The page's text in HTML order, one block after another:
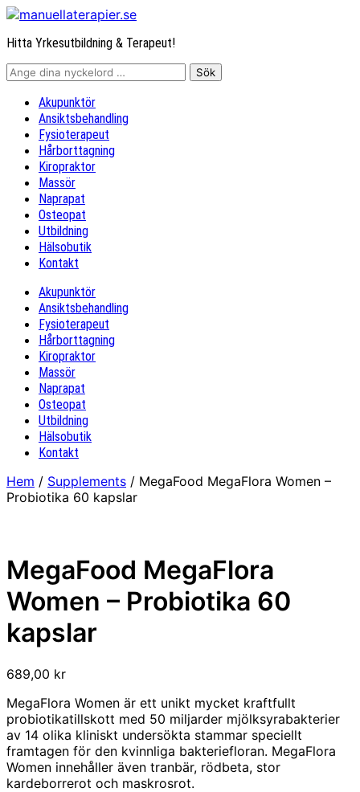
Hitta Yrkesutbildning & Terapeut!
Akupunktör
Ansiktsbehandling
Fysioterapeut
Hårborttagning
Kiropraktor
Massör
Naprapat
Osteopat
Utbildning
Hälsobutik
Kontakt
Akupunktör
Ansiktsbehandling
Fysioterapeut
Hårborttagning
Kiropraktor
Massör
Naprapat
Osteopat
Utbildning
Hälsobutik
Kontakt
Hem / Supplements / MegaFood MegaFlora Women –
Probiotika 60 kapslar
MegaFood MegaFlora
Women – Probiotika 60
kapslar
689,00 kr
MegaFlora Women är ett unikt mycket kraftfullt
probiotikatillskott med 50 miljarder mjölksyrabakterier
av 14 olika kliniskt undersökta stammar speciellt
framtagen för den kvinnliga bakteriefloran. MegaFlora
Women innehåller även tranbär, rödbeta, stor
kardeborrerot och maskrosrot.